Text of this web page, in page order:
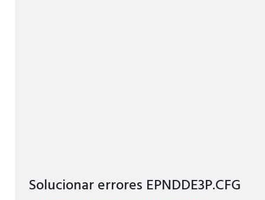
Solucionar errores EPNDDE3P.CFG